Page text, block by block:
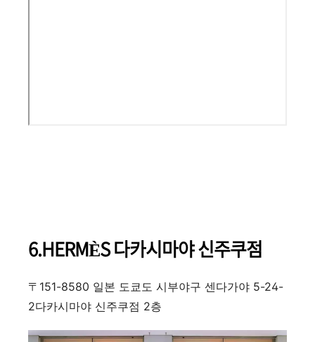
6.HERMÈS 다카시마야 신주쿠점
〒151-8580 일본 도쿄도 시부야구 센다가야 5-24-
2다카시마야 신주쿠점 2층